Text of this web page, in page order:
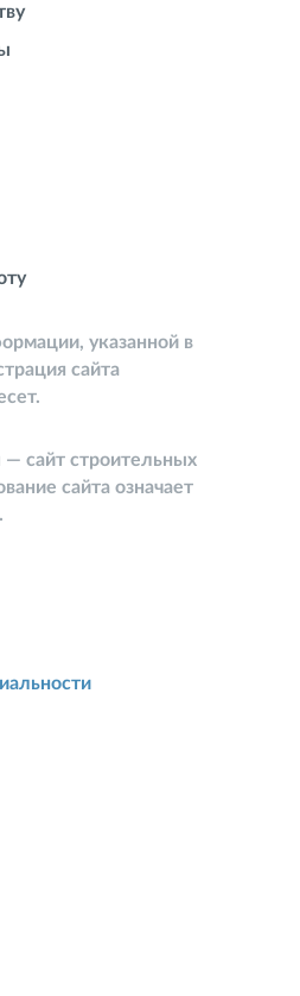
указанной в
сайта
сайт строительных
сайта означает
.